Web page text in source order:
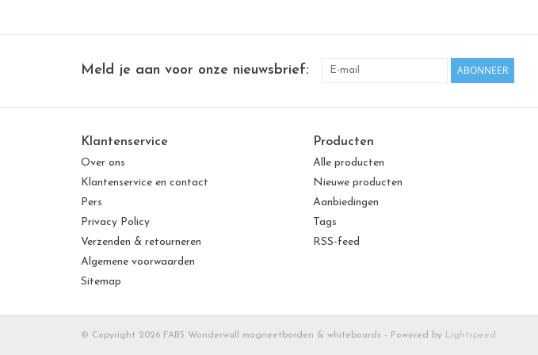
Meld je aan voor onze nieuwsbrief: ABONNEER
Klantenservice
Over ons
Klantenservice en contact
Pers
Privacy Policy
Verzenden & retourneren
Algemene voorwaarden
Sitemap
Producten
Alle producten
Nieuwe producten
Aanbiedingen
Tags
RSS-feed
© Copyright 2026 FAB5 Wonderwall magneetborden & whiteboards - Powered by Lightspeed